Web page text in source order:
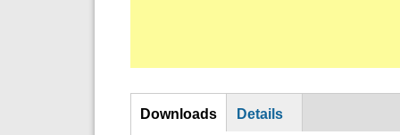
DL
Downloads Details